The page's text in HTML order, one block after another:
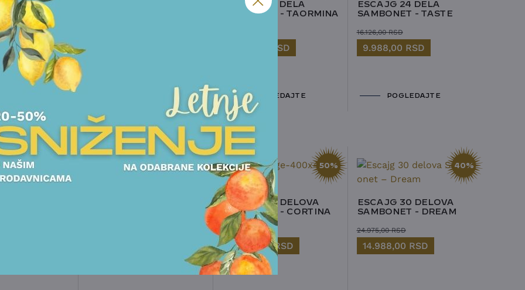
DELA
- ROYAL
RSD
ESCAJG 24 DELA
SAMBONET - TAORMINA
RSD
POGLEDAJTE
ESCAJG 24 DELA
SAMBONET - TASTE
16.126,00RSD
9.988,00 RSD
POGLEDAJTE
DELA
- VELVET
45% 50%
ESCAJG 30 DELOVA
SAMBONET - CORTINA
29.875,00 RSD
14.988,00RSD
40%
ESCAJG 30 DELOVA
SAMBONET - DREAM
24.975,00RSD
14.988,00 RSD